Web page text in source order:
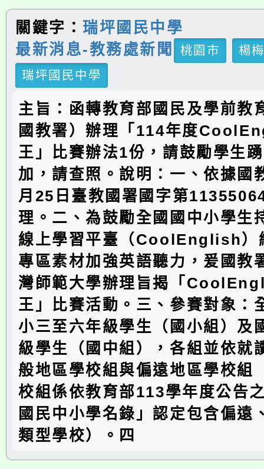
關鍵字： 瑞坪國民中學
最新消息-教務處新聞
桃園市
楊
瑞坪國民中學
主旨：函轉教育部國民及學前教
國教署）辦理「114年度
王」比賽辦法1份，請鼓勵學生
加，請查照。說明：一、依據國
月25日臺教國署國字第
理。二、為鼓勵全國國中小學生
線上學習平臺（CoolEnglish）
專區素材加強英語聽力，爰國教
灣師範大學辦理旨揭「
王」比賽活動。三、參賽對象：
小三至六年級學生（國小組）及
級學生（國中組），各組並依就
般地區學校組與偏遠地區學校組
校組係依教育部113學年度公告
國民中小學名錄」認定包含偏遠
類型學校）。四